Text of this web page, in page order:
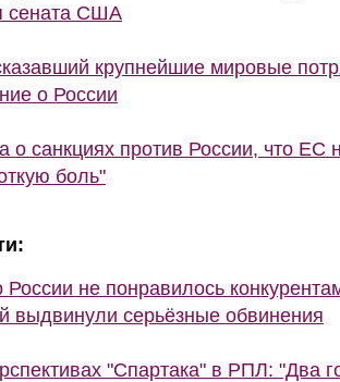
сената США
крупнейшие мировые
о России
о санкциях против России, что ЕС
боль"
России не понравилось
выдвинули серьёзные обвинения
"Спартака" в РПЛ: "Два